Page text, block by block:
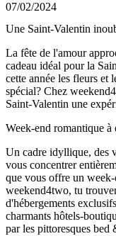
07/02/2024
Une Saint-Valentin
La fête de l'amour
cadeau idéal pour la
cette année les fleurs et
spécial? Chez
Saint-Valentin une
Week-end romantique à
Un cadre idyllique, des
vous concentrer
que vous offre un
weekend4two, tu
d'hébergements
charmants hôtels-
par les pittoresques bed